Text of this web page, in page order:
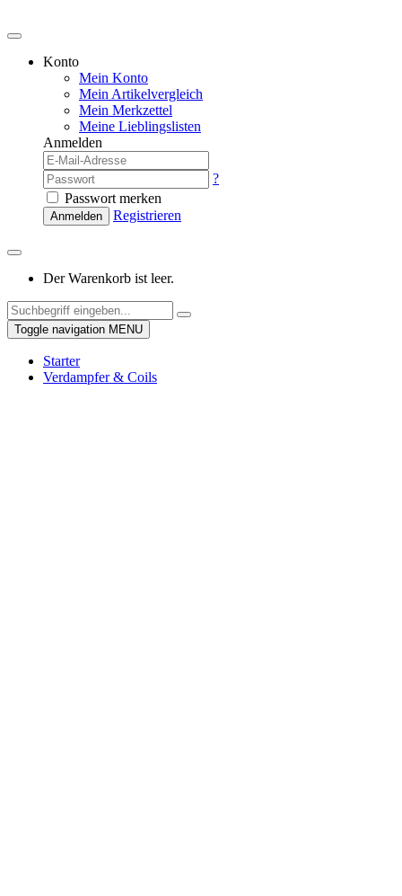
Konto
Mein Konto
Mein Artikelvergleich
Mein Merkzettel
Meine Lieblingslisten
Anmelden
?
Passwort merken
Anmelden Registrieren
Der Warenkorb ist leer.
Toggle navigation MENU
Starter
Verdampfer & Coils